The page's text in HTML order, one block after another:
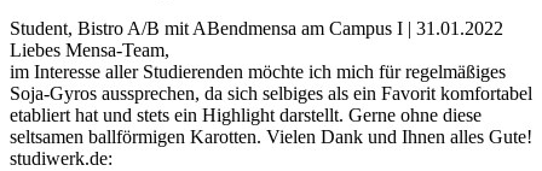
Student, Bistro A/B mit ABendmensa am Campus I | 31.01.2022
Liebes Mensa-Team,
im Interesse aller Studierenden möchte ich mich für regelmäßiges
Soja-Gyros aussprechen, da sich selbiges als ein Favorit komfortabel
etabliert hat und stets ein Highlight darstellt. Gerne ohne diese
seltsamen ballförmigen Karotten. Vielen Dank und Ihnen alles Gute!
studiwerk.de: